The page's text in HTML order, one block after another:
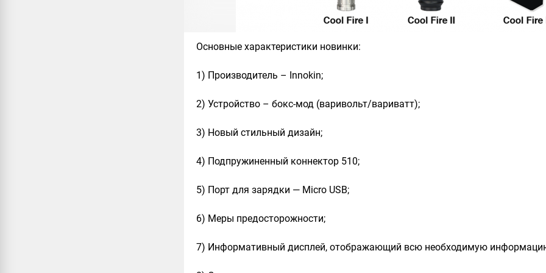
Основные характеристики новинки:
1) Производитель – Innokin;
2) Устройство – бокс-мод (варивольт/вариватт);
3) Новый стильный дизайн;
4) Подпружиненный коннектор 510;
5) Порт для зарядки — Micro USB;
6) Меры предосторожности;
7) Информативный дисплей, отображающий всю необходимую